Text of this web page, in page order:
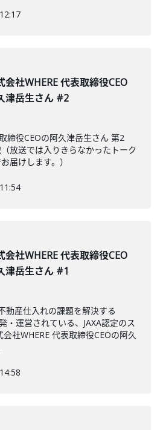
会社WHERE 代表取締役CEO
津岳生さん #2
締役CEOの阿久津岳生さん 第2
放送では入りきらなかったトーク
届けします。）
会社WHERE 代表取締役CEO
津岳生さん #1
動産仕入れの課題を解決する
・運営されている、JAXA認定のス
社WHERE 代表取締役CEOの阿久